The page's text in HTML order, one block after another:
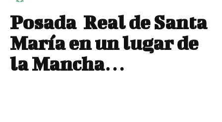
Posada Real de Santa
María en un lugar de
la Mancha…